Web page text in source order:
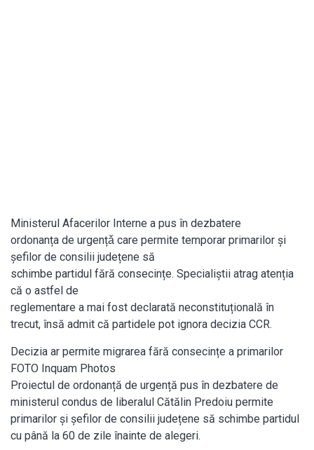
Ministerul Afacerilor Interne a pus în dezbatere
ordonanța de urgențǎ care permite temporar primarilor şi
şefilor de consilii județene să
schimbe partidul fără consecințe. Specialiştii atrag atenția
că o astfel de
reglementare a mai fost declarată neconstituțională în
trecut, însă admit că partidele pot ignora decizia CCR.
Decizia ar permite migrarea fără consecințe a primarilor
FOTO Inquam Photos
Proiectul de ordonanță de urgență pus în dezbatere de
ministerul condus de liberalul Cătălin Predoiu permite
primarilor şi şefilor de consilii județene să schimbe partidul
cu până la 60 de zile înainte de alegeri.